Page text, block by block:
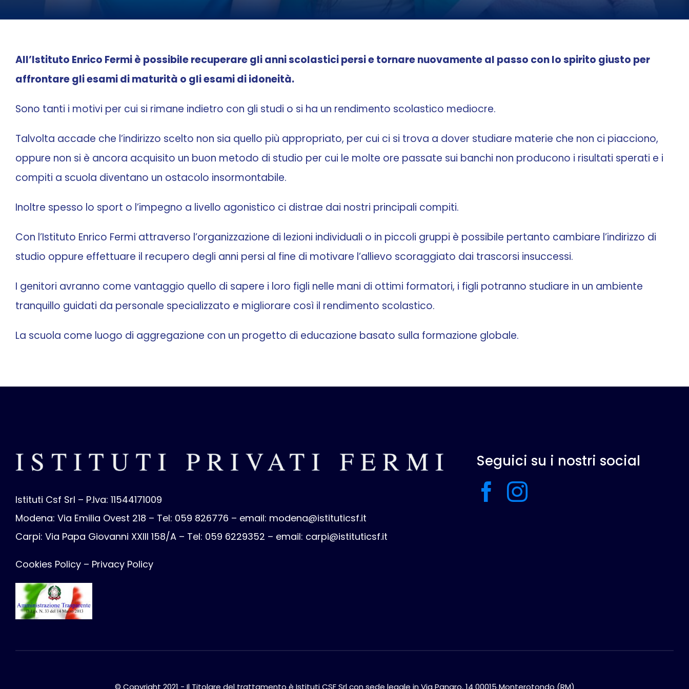
All’Istituto Enrico Fermi è possibile recuperare gli anni scolastici persi e tornare nuovamente al passo con lo spirito giusto per
affrontare gli esami di maturità o gli esami di idoneità.
Sono tanti i motivi per cui si rimane indietro con gli studi o si ha un rendimento scolastico mediocre.
Talvolta accade che l’indirizzo scelto non sia quello più appropriato, per cui ci si trova a dover studiare materie che non ci piacciono,
oppure non si è ancora acquisito un buon metodo di studio per cui le molte ore passate sui banchi non producono i risultati sperati e i
compiti a scuola diventano un ostacolo insormontabile.
Inoltre spesso lo sport o l’impegno a livello agonistico ci distrae dai nostri principali compiti.
Con l’Istituto Enrico Fermi attraverso l’organizzazione di lezioni individuali o in piccoli gruppi è possibile pertanto cambiare l’indirizzo di
studio oppure effettuare il recupero degli anni persi al fine di motivare l’allievo scoraggiato dai trascorsi insuccessi.
I genitori avranno come vantaggio quello di sapere i loro figli nelle mani di ottimi formatori, i figli potranno studiare in un ambiente
tranquillo guidati da personale specializzato e migliorare così il rendimento scolastico.
La scuola come luogo di aggregazione con un progetto di educazione basato sulla formazione globale.
Istituti Csf Srl – P.Iva: 11544171009
Modena: Via Emilia Ovest 218 – Tel: 059 826776 – email: modena@istituticsf.it
Carpi: Via Papa Giovanni XXIII 158/A – Tel: 059 6229352 – email: carpi@istituticsf.it
Cookies Policy– Privacy Policy
Seguici su i nostri social
© Copyright 2021 - Il Titolare del trattamento è Istituti CSF Srl con sede legale in Via Panaro, 14 00015 Monterotondo (RM)